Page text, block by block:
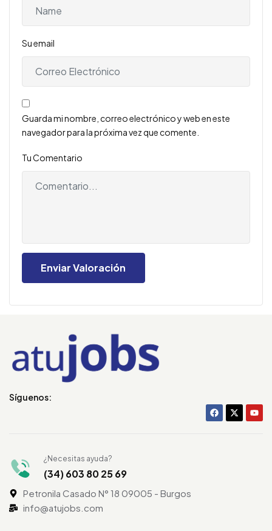
Su email
Guarda mi nombre, correo electrónico y web en este
navegador para la próxima vez que comente.
Tu Comentario
Síguenos:
¿Necesitas ayuda?
(34) 603 80 25 69
Petronila Casado N° 18 09005 - Burgos
info@atujobs.com